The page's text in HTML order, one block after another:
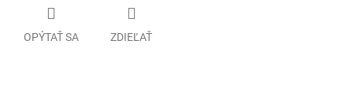
OPÝTAŤ SA ZDIEĽAŤ